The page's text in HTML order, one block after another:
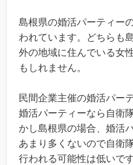
島根県の婚活パーティー
われています。どちらも
外の地域に住んでいる女
もしれません。
民間企業主催の婚活パー
婚活パーティーなら自衛
かし島根県の場合、婚活
あまり多くないので自衛
行われる可能性は低いです